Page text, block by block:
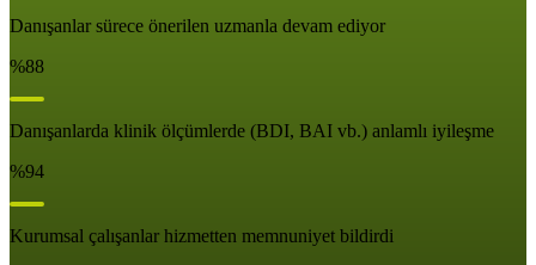
Danışanlar sürece önerilen uzmanla devam ediyor
%88
Danışanlarda klinik ölçümlerde (BDI, BAI vb.) anlamlı iyileşme
%94
Kurumsal çalışanlar hizmetten memnuniyet bildirdi